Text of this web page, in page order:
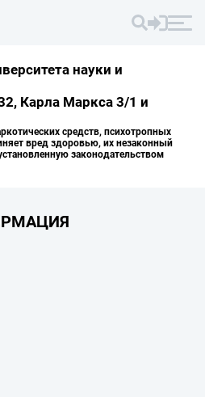
науки и
Карла Маркса 3/1 и
средств, психотропных
вред здоровью, их незаконный
законодательством